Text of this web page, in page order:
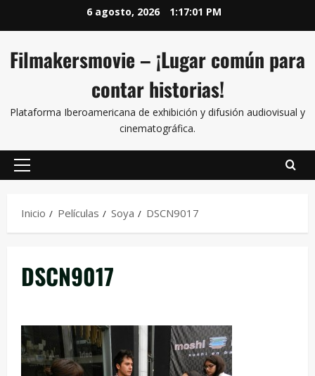
6 agosto, 2026 1:17:02 PM
Filmakersmovie – ¡Lugar común para
contar historias!
Plataforma Iberoamericana de exhibición y difusión audiovisual y
cinematográfica.
Inicio Películas Soya DSCN9017
DSCN9017